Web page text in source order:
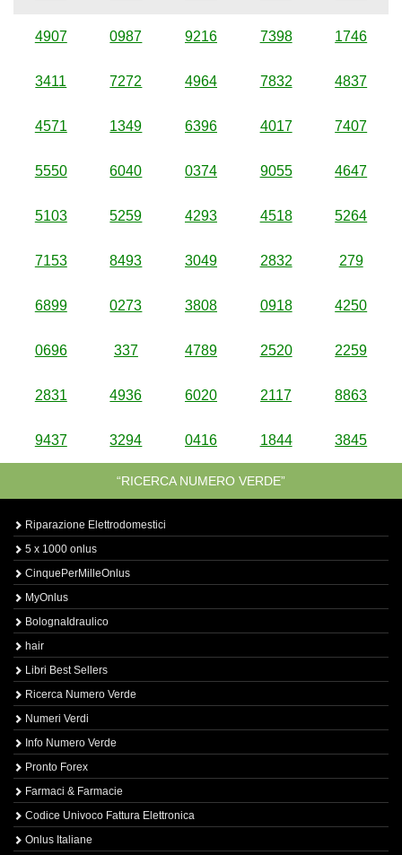
4907 0987 9216 7398 1746
3411 7272 4964 7832 4837
4571 1349 6396 4017 7407
5550 6040 0374 9055 4647
5103 5259 4293 4518 5264
7153 8493 3049 2832 279
6899 0273 3808 0918 4250
0696 337 4789 2520 2259
2831 4936 6020 2117 8863
9437 3294 0416 1844 3845
“RICERCA NUMERO VERDE”
Riparazione Elettrodomestici
5 x 1000 onlus
CinquePerMilleOnlus
MyOnlus
BolognaIdraulico
hair
Libri Best Sellers
Ricerca Numero Verde
Numeri Verdi
Info Numero Verde
Pronto Forex
Farmaci & Farmacie
Codice Univoco Fattura Elettronica
Onlus Italiane